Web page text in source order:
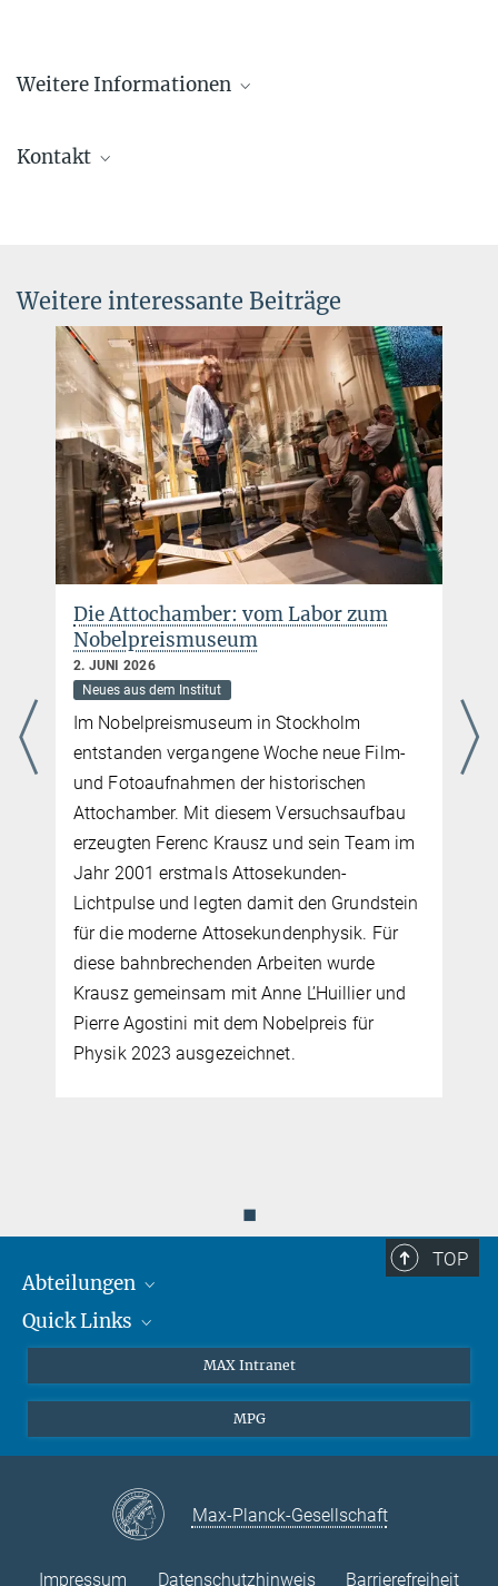
Weitere Informationen
Kontakt
miriam.lorenz@...
Charlotte Huber
Presse- und Öffentlichkeitsarbeit
+49 89 32905-672
charlotte.huber@...
Max-Planck-Institut für Quantenoptik, Garching
Weitere interessante Beiträge
Die Attochamber: vom Labor zum
Nobelpreismuseum
2. JUNI 2026
Neues aus dem Institut
Im Nobelpreismuseum in Stockholm
entstanden vergangene Woche neue Film-
und Fotoaufnahmen der historischen
Attochamber. Mit diesem Versuchsaufbau
erzeugten Ferenc Krausz und sein Team im
Jahr 2001 erstmals Attosekunden-
Lichtpulse und legten damit den Grundstein
für die moderne Attosekundenphysik. Für
diese bahnbrechenden Arbeiten wurde
Krausz gemeinsam mit Anne L’Huillier und
Pierre Agostini mit dem Nobelpreis für
Physik 2023 ausgezeichnet.
◼
TOP
Abteilungen
Attosekundenphysik
Quantendynamik
Quick Links
EU-Büro
Kontakt
Instagram
MAX Intranet
MPG
Max-Planck-Gesellschaft
Impressum Datenschutzhinweis Barrierefreiheit